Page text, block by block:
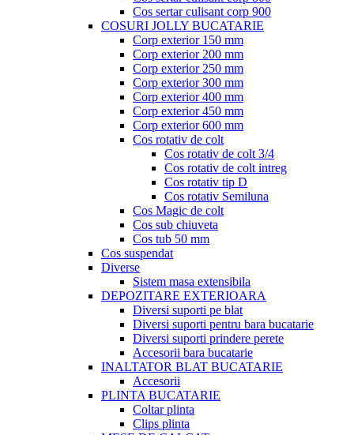
Cos sertar culisant corp 900
COSURI JOLLY BUCATARIE
Corp exterior 150 mm
Corp exterior 200 mm
Corp exterior 250 mm
Corp exterior 300 mm
Corp exterior 400 mm
Corp exterior 450 mm
Corp exterior 600 mm
Cos rotativ de colt
Cos rotativ de colt 3/4
Cos rotativ de colt intreg
Cos rotativ tip D
Cos rotativ Semiluna
Cos Magic de colt
Cos sub chiuveta
Cos tub 50 mm
Cos suspendat
Diverse
Sistem masa extensibila
DEPOZITARE EXTERIOARA
Diversi suporti pe blat
Diversi suporti pentru bara bucatarie
Diversi suporti prindere perete
Accesorii bara bucatarie
INALTATOR BLAT BUCATARIE
Accesorii
PLINTA BUCATARIE
Coltar plinta
Clips plinta